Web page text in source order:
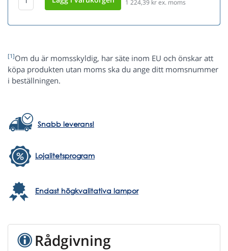
1 224,39 kr ex. moms
[1]Om du är momsskyldig, har säte inom EU och önskar att
köpa produkten utan moms ska du ange ditt momsnummer
i beställningen.
Snabb leverans!
Lojalitetsprogram
Endast högkvalitativa lampor
Rådgivning